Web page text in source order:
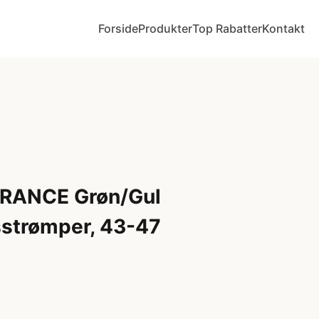
ForsideProdukterTop RabatterKontakt
Grøn/Gul
43-47